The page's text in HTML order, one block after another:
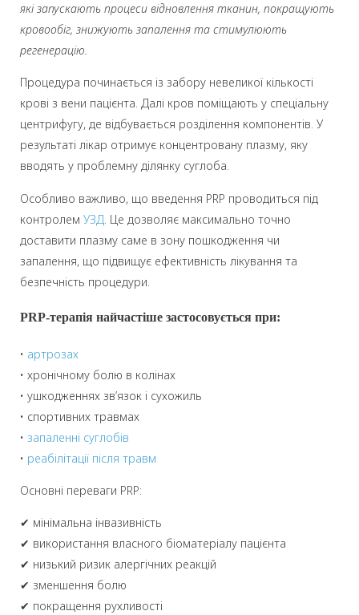
які запускають процеси відновлення тканин, покращують
кровообіг, знижують запалення та стимулюють
регенерацію.
Процедура починається із забору невеликої кількості
крові з вени пацієнта. Далі кров поміщають у спеціальну
центрифугу, де відбувається розділення компонентів. У
результаті лікар отримує концентровану плазму, яку
вводять у проблемну ділянку суглоба.
Особливо важливо, що введення PRP проводиться під
контролем УЗД . Це дозволяє максимально точно
доставити плазму саме в зону пошкодження чи
запалення, що підвищує ефективність лікування та
безпечність процедури.
PRP-терапія найчастіше застосовується при:
• артрозах
• хронічному болю в колінах
• ушкодженнях зв’язок і сухожиль
• спортивних травмах
• запаленні суглобів
• реабілітації після травм
Основні переваги PRP:
✔ мінімальна інвазивність
✔ використання власного біоматеріалу пацієнта
✔ низький ризик алергічних реакцій
✔ зменшення болю
✔ покращення рухливості